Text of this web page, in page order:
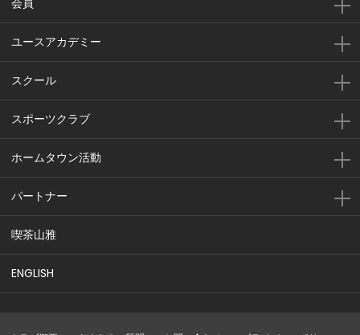
会員
ユースアカデミー
スクール
スポーツクラブ
ホームタウン活動
パートナー
喫茶山雅
ENGLISH